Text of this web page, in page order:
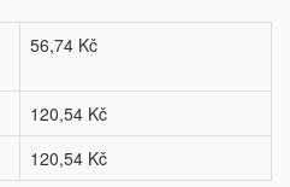
56,74 Kč
120,54 Kč
120,54 Kč